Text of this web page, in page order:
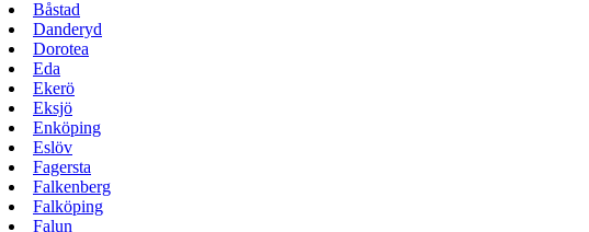
Båstad
Danderyd
Dorotea
Eda
Ekerö
Eksjö
Enköping
Eslöv
Fagersta
Falkenberg
Falköping
Falun